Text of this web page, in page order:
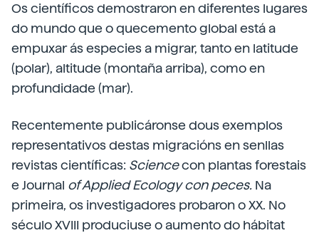
Oscientíficos demostraron en diferentes lugares
do mundo que o quecemento global está a
empuxar ás especies a migrar, tanto en latitude
(polar), altitude (montaña arriba), como en
profundidade (mar).
Recentemente publicáronse dous exemplos
representativos destas migracións en senllas
revistas científicas: Sciencecon plantas forestais
e Journal of Applied Ecology con peces. Na
primeira, os investigadores probaron o XX. No
século XVIII produciuse o aumento do hábitat